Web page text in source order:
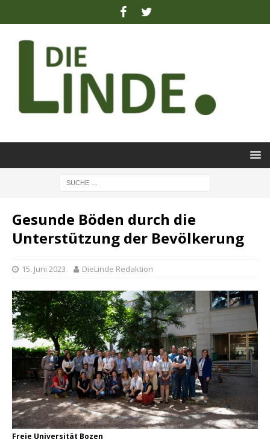
Gesunde Böden durch die
Unterstützung der Bevölkerung
15. Juni 2023 DieLinde Redaktion
Freie Universität Bozen